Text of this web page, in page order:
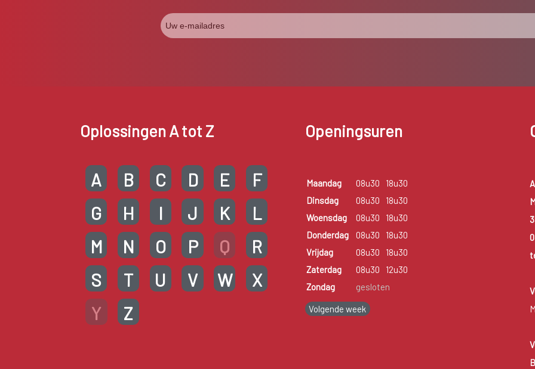
Oplossingen A tot Z
A B C D E
F
G
H I J K
L
M
N O P Q
R
S
T U V W
X
Y
Z
Openingsuren
Maandag 08u30
18u30
Dinsdag
08u30
18u30
Woensdag
08u30
18u30
Donderdag
08u30
18u30
Vrijdag
08u30
18u30
Zaterdag
08u30
12u30
Zondag
gesloten
Volgende week